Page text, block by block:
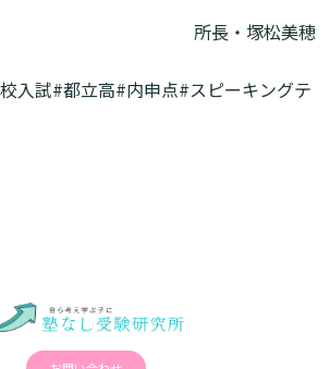
所長・塚松美穂
入試#都立高#内申点#スピーキングテ